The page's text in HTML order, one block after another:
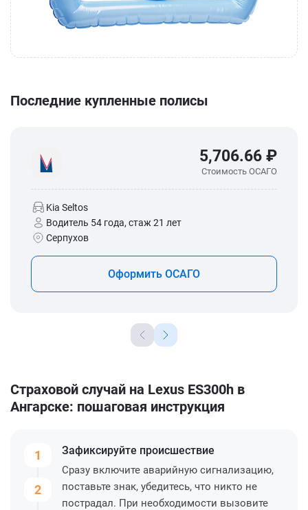
Последние купленные полисы
5,706.66 ₽
Стоимость ОСАГО
Kia Seltos
Водитель 54 года, стаж 21 лет
Серпухов
Оформить ОСАГО
Страховой случай на Lexus ES300h в
Ангарске: пошаговая инструкция
1
2
Зафиксируйте происшествие
Сразу включите аварийную сигнализацию,
поставьте знак, убедитесь, что никто не
пострадал. При необходимости вызовите